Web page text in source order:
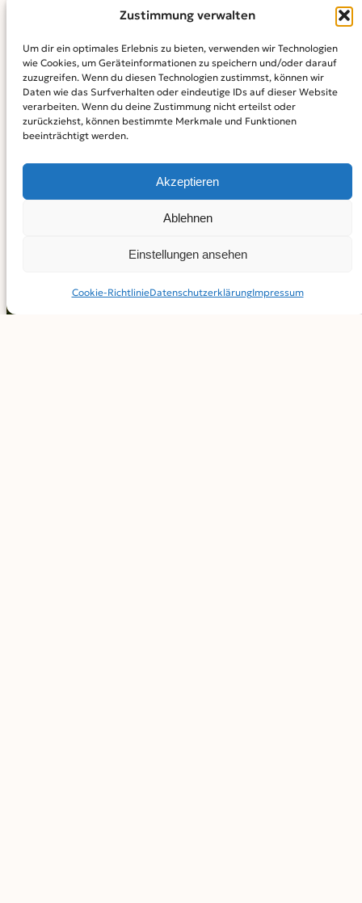
Zustimmung verwalten
Um dir ein optimales Erlebnis zu bieten, verwenden wir Technologien
wie Cookies, um Geräteinformationen zu speichern und/oder darauf
zuzugreifen. Wenn du diesen Technologien zustimmst, können wir
Daten wie das Surfverhalten oder eindeutige IDs auf dieser Website
verarbeiten. Wenn du deine Zustimmung nicht erteilst oder
zurückziehst, können bestimmte Merkmale und Funktionen
beeinträchtigt werden.
Akzeptieren
Ablehnen
Einstellungen ansehen
Cookie-RichtlinieDatenschutz­erklärungImpressum
stichprobenartig kontrolliert. Das Mitbringen von
ist nicht gestattet.
Wir freuen uns auf den Auftakt unseres
Landkreisjubiläums und darauf, dass wir den Landkreis
an diesem Tag in seiner Vielfalt miteiander entdecken!
www.landkreis-nu.de/50Jahre
Fotos: